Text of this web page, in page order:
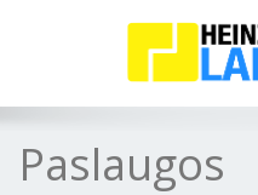
Paslaugos